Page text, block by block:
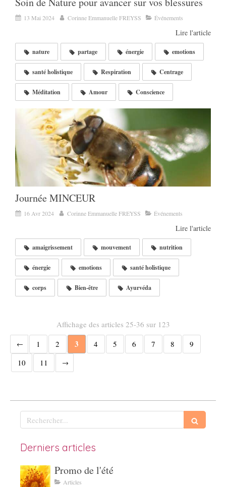
13 Mai 2024 Corinne Emmanuelle FREYSS Événements
Lire l'article
nature partage énergie emotions
santé holistique Respiration Centrage
Méditation Amour Conscience
Journée MINCEUR
16 Avr 2024 Corinne Emmanuelle FREYSS Événements
Lire l'article
amaigrissement mouvement nutrition
énergie emotions santé holistique
corps Bien-être Ayurvéda
Affichage des articles 25-36 sur 123
1
2 3 4 5 6 7 8
9
10
11
Rechercher
Derniers articles
Promo de l'été
Articles